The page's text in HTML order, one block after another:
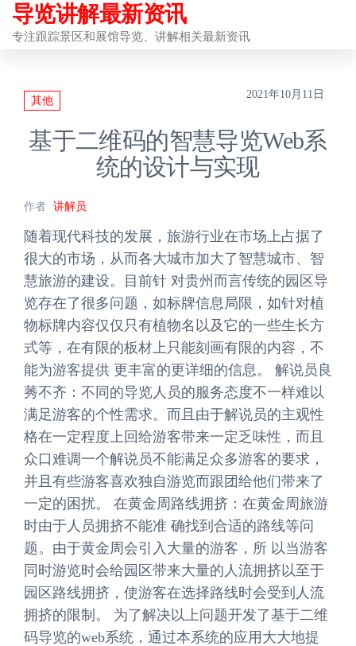
前
往
导览讲解最新资讯
专注跟踪景区和展馆导览、讲解相关最新资讯
其他
2021年10月11日
基于二维码的智慧导览Web系
统的设计与实现
作者 讲解员
随着现代科技的发展，旅游行业在市场上占据了
很大的市场，从而各大城市加大了智慧城市、智
慧旅游的建设。目前针 对贵州而言传统的园区导
览存在了很多问题，如标牌信息局限，如针对植
物标牌内容仅仅只有植物名以及它的一些生长方
式等，在有限的板材上只能刻画有限的内容，不
能为游客提供 更丰富的更详细的信息。 解说员良
莠不齐：不同的导览人员的服务态度不一样难以
满足游客的个性需求。而且由于解说员的主观性
格在一定程度上回给游客带来一定乏味性，而且
众口难调一个解说员不能满足众多游客的要求，
并且有些游客喜欢独自游览而跟团给他们带来了
一定的困扰。 在黄金周路线拥挤：在黄金周旅游
时由于人员拥挤不能准 确找到合适的路线等问
题。由于黄金周会引入大量的游客，所 以当游客
同时游览时会给园区带来大量的人流拥挤以至于
园区路线拥挤，使游客在选择路线时会受到人流
拥挤的限制。 为了解决以上问题开发了基于二维
码导览的web系统，通过本系统的应用大大地提